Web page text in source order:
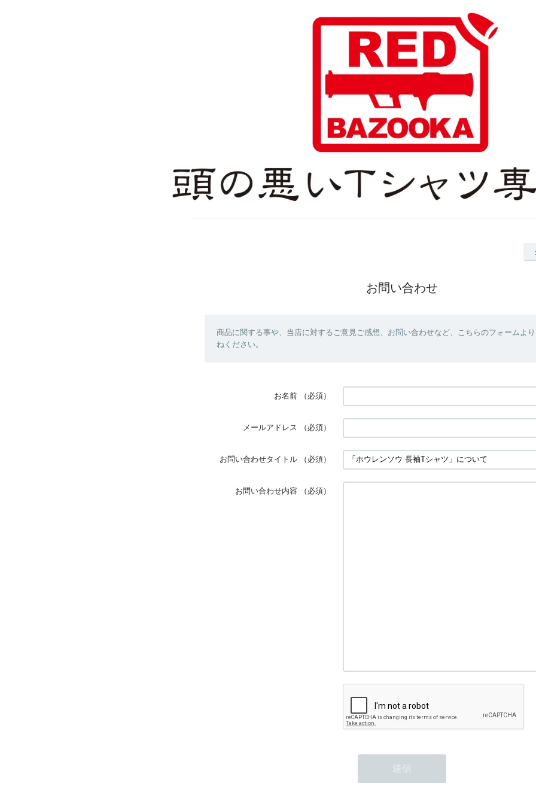
お問い合わせ
商品に関する事や、当店に対するご意見ご感想、お問い合わせなど、こちらのフォームよ
ねください。
お名前 （必須）
メールアドレス （必須）
お問い合わせタイトル （必須）
お問い合わせ内容 （必須）